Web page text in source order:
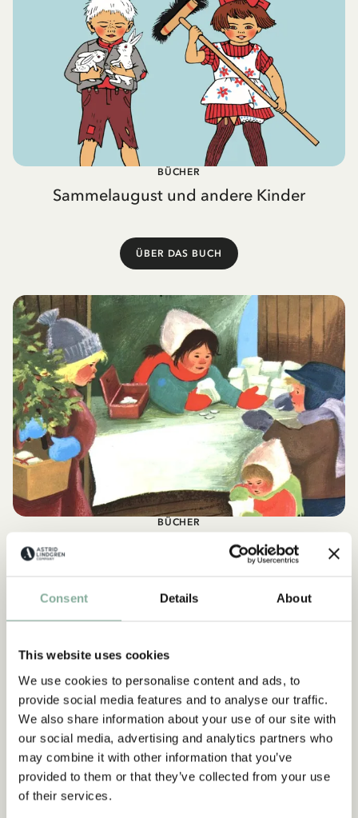
Consent Details About
This website uses cookies
We use cookies to personalise content and ads, to
provide social media features and to analyse our traffic.
We also share information about your use of our site with
our social media, advertising and analytics partners who
may combine it with other information that you’ve
provided to them or that they’ve collected from your use
of their services.
BÜCHER
Sammelaugust und andere Kinder
ÜBER DAS BUCH
BÜCHER
Polly hilft der Großmutter
ÜBER DAS BUCH